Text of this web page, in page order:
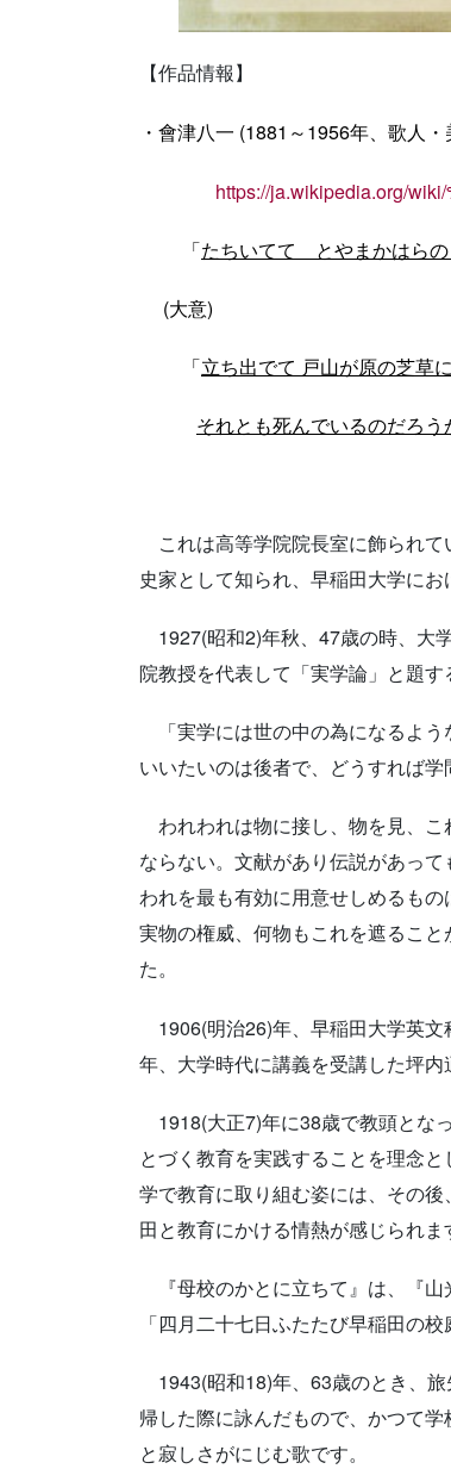
【作品情報】
・會津八一 (1881～1956年 歌人 ・
https://ja.wikipedia.org/
「たちいてて とやまかはら
(大意)
「立ち出でて 戸山が原の芝草
それとも死んでいるのだろう
これは高等学院院長室に飾られ
史家として知られ、早稲田大学に
1927(昭和2)年秋、47歳の時、大
院教授を代表して「実学論」と題す
「実学には世の中の為になるよ
いいたいのは後者で、どうすれば
われわれは物に接し、物を見、
ならない。文献があり伝説があっ
われを最も有効に用意せしめるもの
実物の権威、何物もこれを遮るこ
た。
1906(明治26)年、早稲田大学英
年、大学時代に講義を受講した坪内
1918(大正7)年に38歳で教頭とな
とづく教育を実践することを理念
学で教育に取り組む姿には、その
田と教育にかける情熱が感じられま
『母校のかとに立ちて』は、『
「四月二十七日ふたたび早稲田の
1943(昭和18)年、63歳のとき、
帰した際に詠んだもので、かつて
と寂しさがにじむ歌です。